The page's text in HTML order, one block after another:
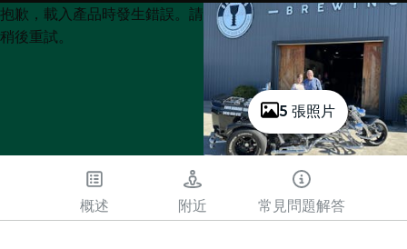
5 張照片
Product
List
Product
List
抱歉，載入產品時發生錯誤。請
稍後重試。
概述 附近 常見問題解答